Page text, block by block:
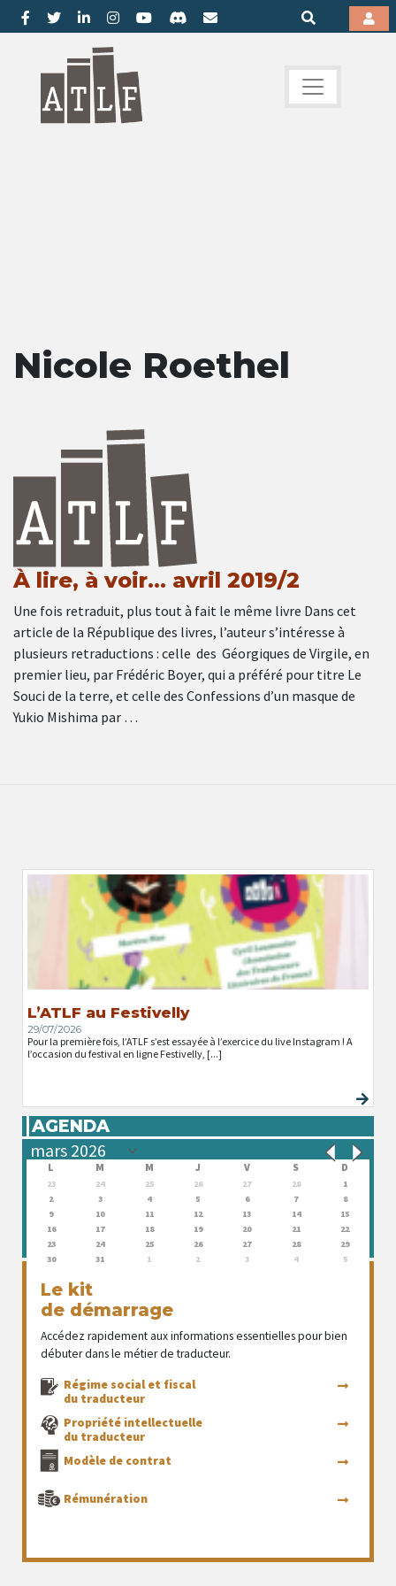
Nicole Roethel
À lire, à voir… avril 2019/2
Une fois retraduit, plus tout à fait le même livre Dans cet
article de la République des livres, l’auteur s’intéresse à
plusieurs retraductions : celle des Géorgiques de Virgile, en
premier lieu, par Frédéric Boyer, qui a préféré pour titre Le
Souci de la terre, et celle des Confessions d’un masque de
Yukio Mishima par …
L’ATLF au Festivelly
29/07/2026
Pour la première fois, l’ATLF s’est essayée à l’exercice du live Instagram ! A
l’occasion du festival en ligne Festivelly, [...]
AGENDA
L M M J V S D
23 24 25 26 27 28
1
2
3 4 5 6 7
8
9
10 11 12 13 14
15
16
17 18 19 20 21
22
23
24 25 26 27 28
29
30
31 1 2 3 4 5
Le kit
de démarrage
Accédez rapidement aux informations essentielles pour bien
débuter dans le métier de traducteur.
Régime social et fiscal
du traducteur
Propriété intellectuelle
du traducteur
Modèle de contrat
Rémunération